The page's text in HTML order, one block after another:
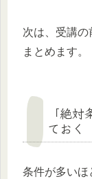
次は、受講
まとめます。
「絶
ておく
条件が多いほ